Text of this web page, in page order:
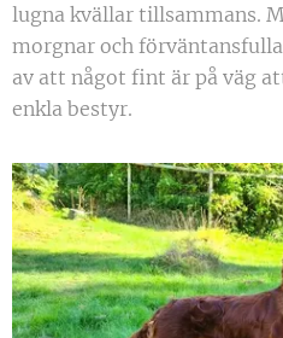
lugna kvällar tillsammans.
morgnar och
av att något fint är på väg
enkla bestyr.